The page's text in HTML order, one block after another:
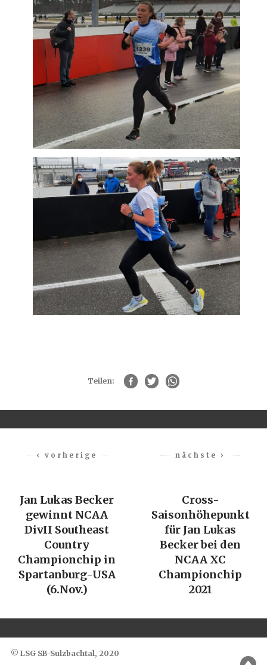
Teilen:
‹ vorherige
Jan Lukas Becker
gewinnt NCAA
DivII Southeast
Country
Championchip in
Spartanburg-USA
(6.Nov.)
nächste ›
Cross-
Saisonhöhepunkt
für Jan Lukas
Becker bei den
NCAA XC
Championchip
2021
© LSG SB-Sulzbachtal, 2020